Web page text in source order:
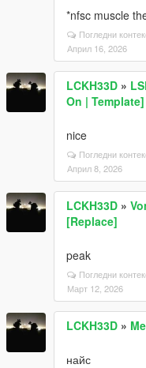
*nfsc muscle
Погледни
Април 16, 2026
LCKH33D »
On | Template]
nice
Погледни
Април 8, 2026
LCKH33D »
[Replace]
peak
Погледни
Март 12, 2026
LCKH33D »
найс